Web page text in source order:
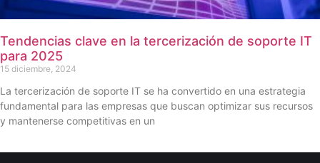
Tendencias clave en la tercerización de soporte IT
para 2025
15 diciembre, 2024
La tercerización de soporte IT se ha convertido en una estrategia
fundamental para las empresas que buscan optimizar sus recursos
y mantenerse competitivas en un